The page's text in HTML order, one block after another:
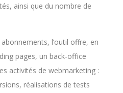
ainsi que du nombre de
abonnements, l’outil offre, en
pages, un back-office
activités de webmarketing :
réalisations de tests